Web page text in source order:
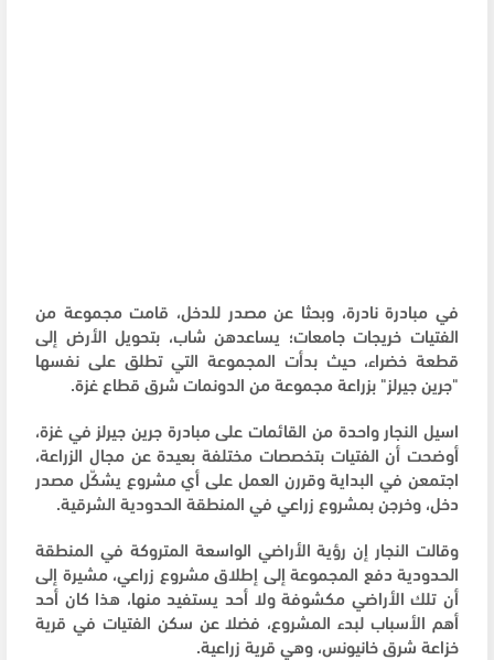
في مبادرة نادرة، وبحثا عن مصدر للدخل، قامت مجموعة من
الفتيات خريجات جامعات؛ يساعدهن شاب، بتحويل الأرض إلى
قطعة خضراء، حيث بدأت المجموعة التي تطلق على نفسها
"جرين جيرلز" بزراعة مجموعة من الدونمات شرق قطاع غزة.
اسيل النجار واحدة من القائمات على مبادرة جرين جيرلز في غزة،
أوضحت أن الفتيات بتخصصات مختلفة بعيدة عن مجال الزراعة،
اجتمعن في البداية وقررن العمل على أي مشروع يشكّل مصدر
دخل، وخرجن بمشروع زراعي في المنطقة الحدودية الشرقية.
وقالت النجار إن رؤية الأراضي الواسعة المتروكة في المنطقة
الحدودية دفع المجموعة إلى إطلاق مشروع زراعي، مشيرة إلى
أن تلك الأراضي مكشوفة ولا أحد يستفيد منها، هذا كان أحد
أهم الأسباب لبدء المشروع، فضلا عن سكن الفتيات في قرية
خزاعة شرق خانيونس، وهي قرية زراعية.